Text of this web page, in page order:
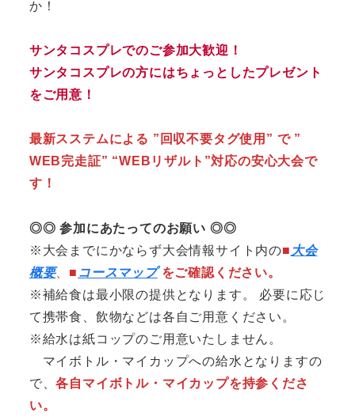
か！
サンタコスプレでのご参加大歓迎！
サンタコスプレの方にはちょっとしたプレゼント
をご用意！
最新スステムによる ”回収不要タグ使用” で ”
WEB完走証” “WEBリザルト”対応の安心大会で
す！
◎◎ 参加にあたってのお願い ◎◎
※大会までにかならず大会情報サイト内の■ 大会
概要、 ■ コースマップをご確認ください。
※補給食は最小限の提供となります。 必要に応じ
て携帯食、飲物などは各自ご用意ください。
※給水は紙コップのご用意いたしません。
マイボトル・マイカップへの給水となりますの
で、各自マイボトル・マイカップを持参くださ
い。